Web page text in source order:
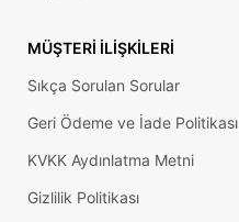
MÜŞTERI İLIŞKILERI
Sıkça Sorulan Sorular
Geri Ödeme ve İade Politikası
KVKK Aydınlatma Metni
Gizlilik Politikası